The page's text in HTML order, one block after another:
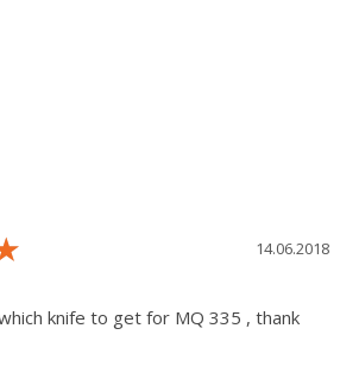
14.06.2018
knife to get for MQ 335 , thank